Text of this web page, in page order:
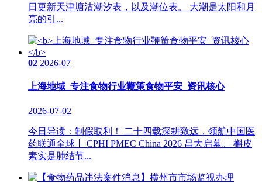
日更新天津塘沽潮汐表，以及潮位表。 大潮是太阳和月
亮的引...
02 2026-07
上海地域_专注食物行业鞭策食物平安_资讯核心
2026-07-02
今日导读：制假取利！ 二十四载深耕致远，领航中国医
药联通全球丨 CPHI PMEC China 2026 昌大启幕。 槲皮
素实是肺结节...